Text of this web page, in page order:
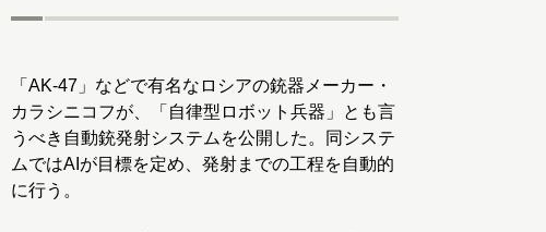
「AK-47」などで有名なロシアの銃器メーカー・
カラシニコフが、「自律型ロボット兵器」とも言
うべき自動銃発射システムを公開した。同システ
ムではAIが目標を定め、発射までの工程を自動的
に行う。